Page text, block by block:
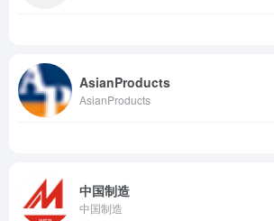
AsianProducts
AsianProducts
中国制造
中国制造